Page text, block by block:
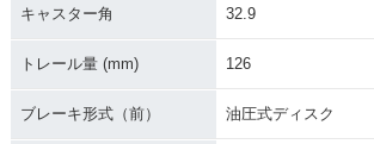
キャスター角 32.9
トレール量 (mm) 126
ブレーキ形式（前） 油圧式ディスク